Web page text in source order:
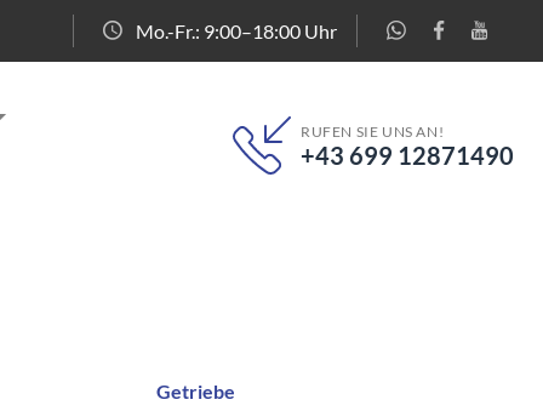
Mo.-Fr.: 9:00–18:00 Uhr
RUFEN SIE UNS AN!
+43 699 12871490
Getriebe